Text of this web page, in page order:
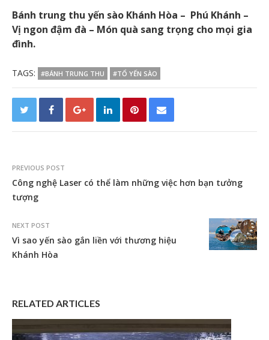
Bánh trung thu yến sào Khánh Hòa – Phú Khánh –
Vị ngon đậm đà – Món quà sang trọng cho mọi gia
đình.
TAGS: #BÁNH TRUNG THU #TỔ YẾN SÀO
PREVIOUS POST
Công nghệ Laser có thể làm những việc hơn bạn tưởng
tượng
NEXT POST
Vì sao yến sào gắn liền với thương hiệu
Khánh Hòa
RELATED ARTICLES